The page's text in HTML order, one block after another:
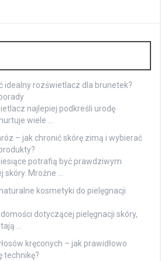
idealny rozświetlacz dla brunetek?
najlepiej podkreśli urodę
wiele …
– jak chronić skórę zimą i wybierać
potrafią być prawdziwym
Mroźne …
kosmetyki do pielęgnacji
dotyczącej pielęgnacji skóry,
…
kręconych – jak prawidłowo
technikę?